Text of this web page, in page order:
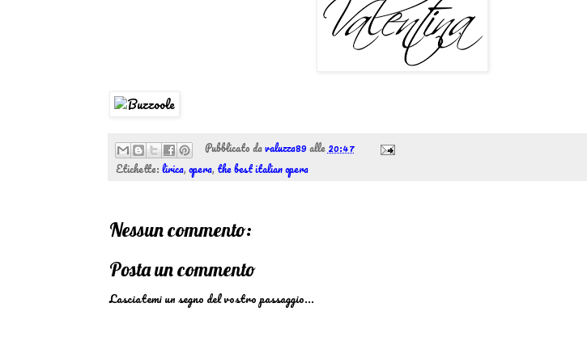
Pubblicato davaluzza89alle 20:47
Etichette: lirica, opera, the best italian opera
Nessun commento:
Posta un commento
Lasciatemi un segno del vostro passaggio...